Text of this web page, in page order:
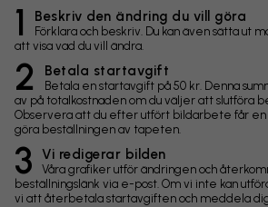
1 Beskriv den ändring du vill göra
Förklara och beskriv. Du kan även sätta ut
att visa vad du vill ändra.
2 Betala startavgift
Betala en startavgift på 50 kr. Denna
av på totalkostnaden om du väljer att slutföra
Observera att du efter utfört bildarbete får
göra beställningen av tapeten.
3 Vi redigerar bilden
Våra grafiker utför ändringen och
beställningslänk via e-post. Om vi inte kan
vi att återbetala startavgiften och meddela